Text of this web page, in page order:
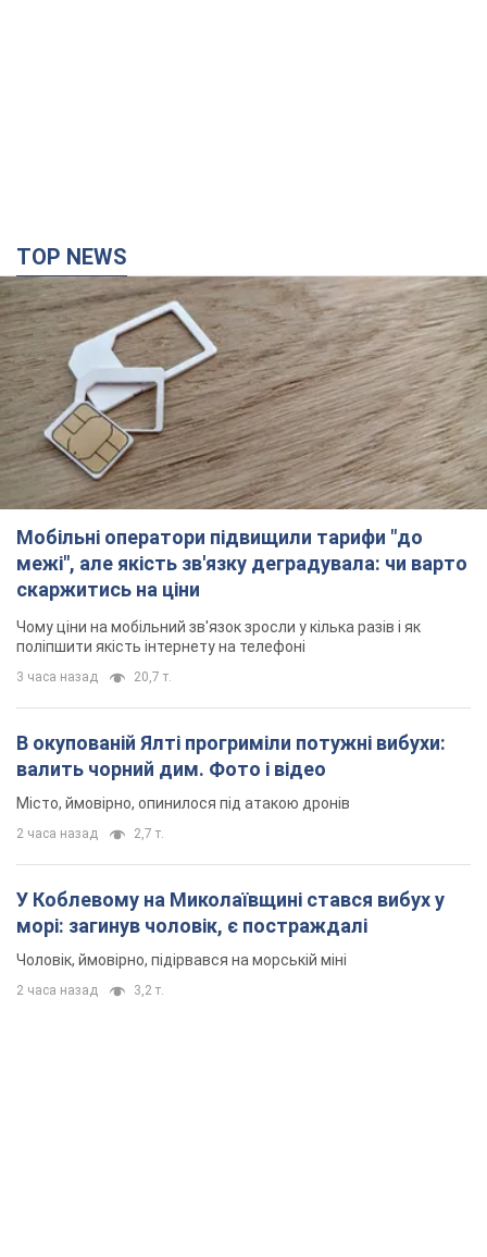
TOP NEWS
Мобільні оператори підвищили тарифи "до
межі", але якість зв'язку деградувала: чи варто
скаржитись на ціни
Чому ціни на мобільний зв'язок зросли у кілька разів і як
поліпшити якість інтернету на телефоні
3 часа назад 20,7 т.
В окупованій Ялті прогриміли потужні вибухи:
валить чорний дим. Фото і відео
Місто, ймовірно, опинилося під атакою дронів
2 часа назад 2,7 т.
У Коблевому на Миколаївщині стався вибух у
морі: загинув чоловік, є постраждалі
Чоловік, ймовірно, підірвався на морській міні
2 часа назад 3,2 т.